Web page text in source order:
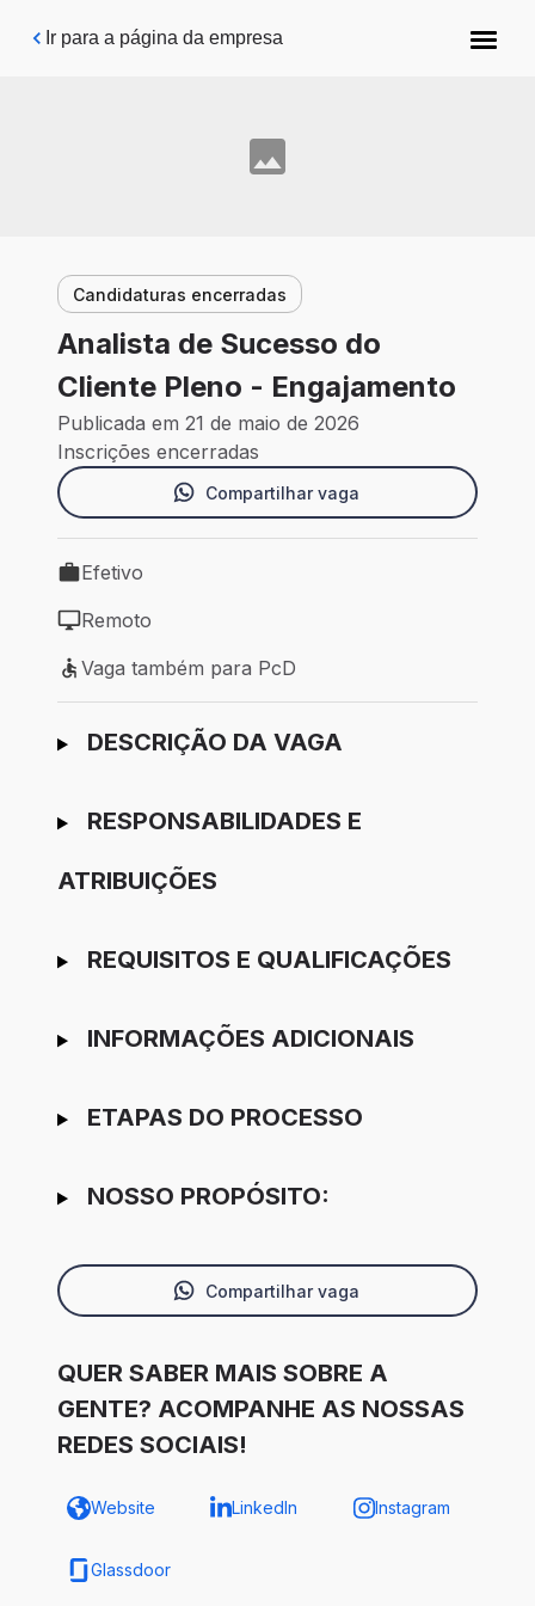
Pular para o conteúdo principal
Ir para a página da empresa
Candidaturas encerradas
Analista de Sucesso do
Cliente Pleno - Engajamento
Publicada em 21 de maio de 2026
Inscrições encerradas
Compartilhar vaga
Tipo de vaga: Efetivo
Efetivo
Modelo de trabalho: Remoto
Remoto
Vaga também para PcD
Vaga também para PcD
Ir para candidatura
DESCRIÇÃO DA VAGA
RESPONSABILIDADES E
ATRIBUIÇÕES
REQUISITOS E QUALIFICAÇÕES
INFORMAÇÕES ADICIONAIS
ETAPAS DO PROCESSO
NOSSO PROPÓSITO:
Compartilhar vaga
QUER SABER MAIS SOBRE A
GENTE? ACOMPANHE AS NOSSAS
REDES SOCIAIS!
Website LinkedIn Instagram
Glassdoor